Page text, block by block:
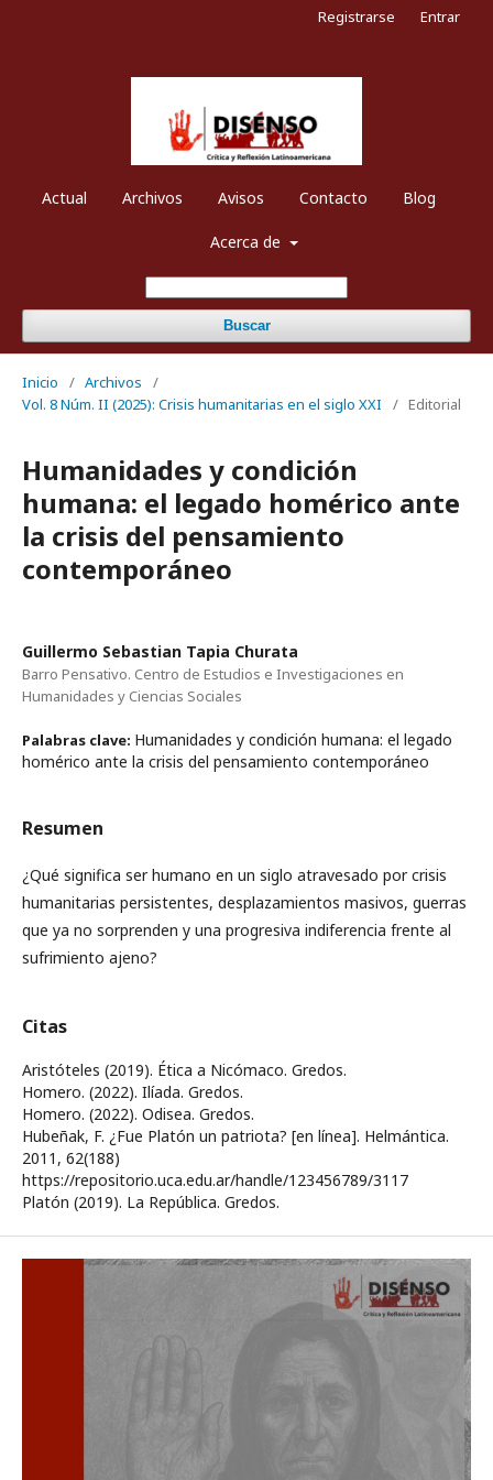
Actual Archivos Avisos Contacto Blog
Acerca de
Buscar
Registrarse Entrar
Inicio / Archivos
/
Vol. 8 Núm. II (2025): Crisis humanitarias en el siglo XXI
/ Editorial
Humanidades y condición
humana: el legado homérico ante
la crisis del pensamiento
contemporáneo
Guillermo Sebastian Tapia Churata
Barro Pensativo. Centro de Estudios e Investigaciones en
Humanidades y Ciencias Sociales
Palabras clave: Humanidades y condición humana: el legado
homérico ante la crisis del pensamiento contemporáneo
Resumen
¿Qué significa ser humano en un siglo atravesado por crisis
humanitarias persistentes, desplazamientos masivos, guerras
que ya no sorprenden y una progresiva indiferencia frente al
sufrimiento ajeno?
Citas
Aristóteles (2019). Ética a Nicómaco. Gredos.
Homero. (2022). Ilíada. Gredos.
Homero. (2022). Odisea. Gredos.
Hubeñak, F. ¿Fue Platón un patriota? [en línea]. Helmántica.
2011, 62(188)
https://repositorio.uca.edu.ar/handle/123456789/3117
Platón (2019). La República. Gredos.